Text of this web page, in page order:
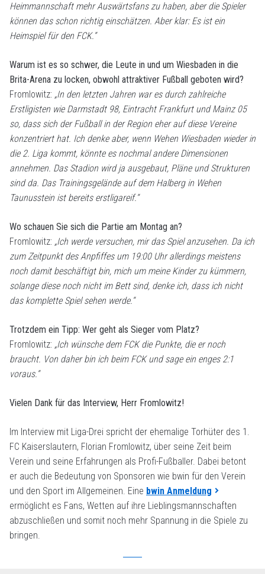
Heimmannschaft mehr Auswärtsfans zu haben, aber die Spieler
können das schon richtig einschätzen. Aber klar: Es ist ein
Heimspiel für den FCK.“
Warum ist es so schwer, die Leute in und um Wiesbaden in die
Brita-Arena zu locken, obwohl attraktiver Fußball geboten wird?
Fromlowitz: „In den letzten Jahren war es durch zahlreiche
Erstligisten wie Darmstadt 98, Eintracht Frankfurt und Mainz 05
so, dass sich der Fußball in der Region eher auf diese Vereine
konzentriert hat. Ich denke aber, wenn Wehen Wiesbaden wieder in
die 2. Liga kommt, könnte es nochmal andere Dimensionen
annehmen. Das Stadion wird ja ausgebaut, Pläne und Strukturen
sind da. Das Trainingsgelände auf dem Halberg in Wehen
Taunusstein ist bereits erstligareif.“
Wo schauen Sie sich die Partie am Montag an?
Fromlowitz: „Ich werde versuchen, mir das Spiel anzusehen. Da ich
zum Zeitpunkt des Anpfiffes um 19:00 Uhr allerdings meistens
noch damit beschäftigt bin, mich um meine Kinder zu kümmern,
solange diese noch nicht im Bett sind, denke ich, dass ich nicht
das komplette Spiel sehen werde.“
Trotzdem ein Tipp: Wer geht als Sieger vom Platz?
Fromlowitz: „Ich wünsche dem FCK die Punkte, die er noch
braucht. Von daher bin ich beim FCK und sage ein enges 2:1
voraus.“
Vielen Dank für das Interview, Herr Fromlowitz!
Im Interview mit Liga-Drei spricht der ehemalige Torhüter des 1.
FC Kaiserslautern, Florian Fromlowitz, über seine Zeit beim
Verein und seine Erfahrungen als Profi-Fußballer. Dabei betont
er auch die Bedeutung von Sponsoren wie bwin für den Verein
und den Sport im Allgemeinen. Eine bwin Anmeldung
ermöglicht es Fans, Wetten auf ihre Lieblingsmannschaften
abzuschließen und somit noch mehr Spannung in die Spiele zu
bringen.